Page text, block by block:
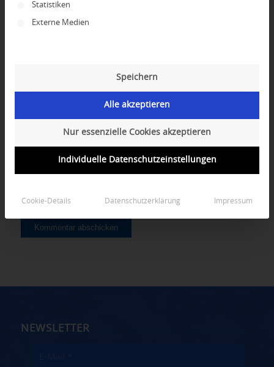
NEWSLETTER
Statistiken
Externe Medien
Speichern
Alle akzeptieren
Nur essenzielle Cookies akzeptieren
Individuelle Datenschutzeinstellungen
Cookie-Details Datenschutzerklärung Impressum